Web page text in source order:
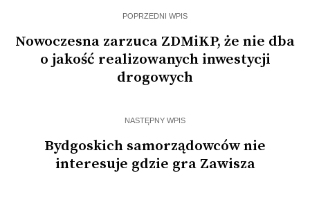
POPRZEDNI WPIS
Nowoczesna zarzuca ZDMiKP, że nie dba
o jakość realizowanych inwestycji
drogowych
NASTĘPNY WPIS
Bydgoskich samorządowców nie
interesuje gdzie gra Zawisza